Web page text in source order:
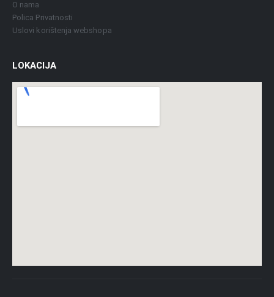
O nama
Polica Privatnosti
Uslovi korištenja webshopa
LOKACIJA